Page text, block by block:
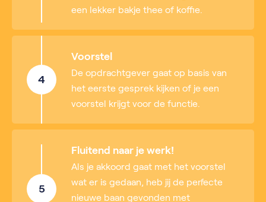
een lekker bakje thee of koffie.
4
Voorstel
De opdrachtgever gaat op basis van
het eerste gesprek kijken of je een
voorstel krijgt voor de functie.
5
Fluitend naar je werk!
Als je akkoord gaat met het voorstel
wat er is gedaan, heb jij de perfecte
nieuwe baan gevonden met